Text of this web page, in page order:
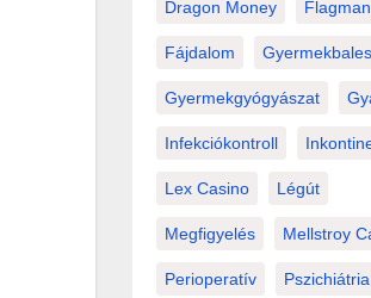
Dragon Money
Fájdalom
Gyermekgyógyászat
Infekciókontroll
Lex Casino Légút
Megfigyelés Mellstroy
Perioperatív Pszichiátria